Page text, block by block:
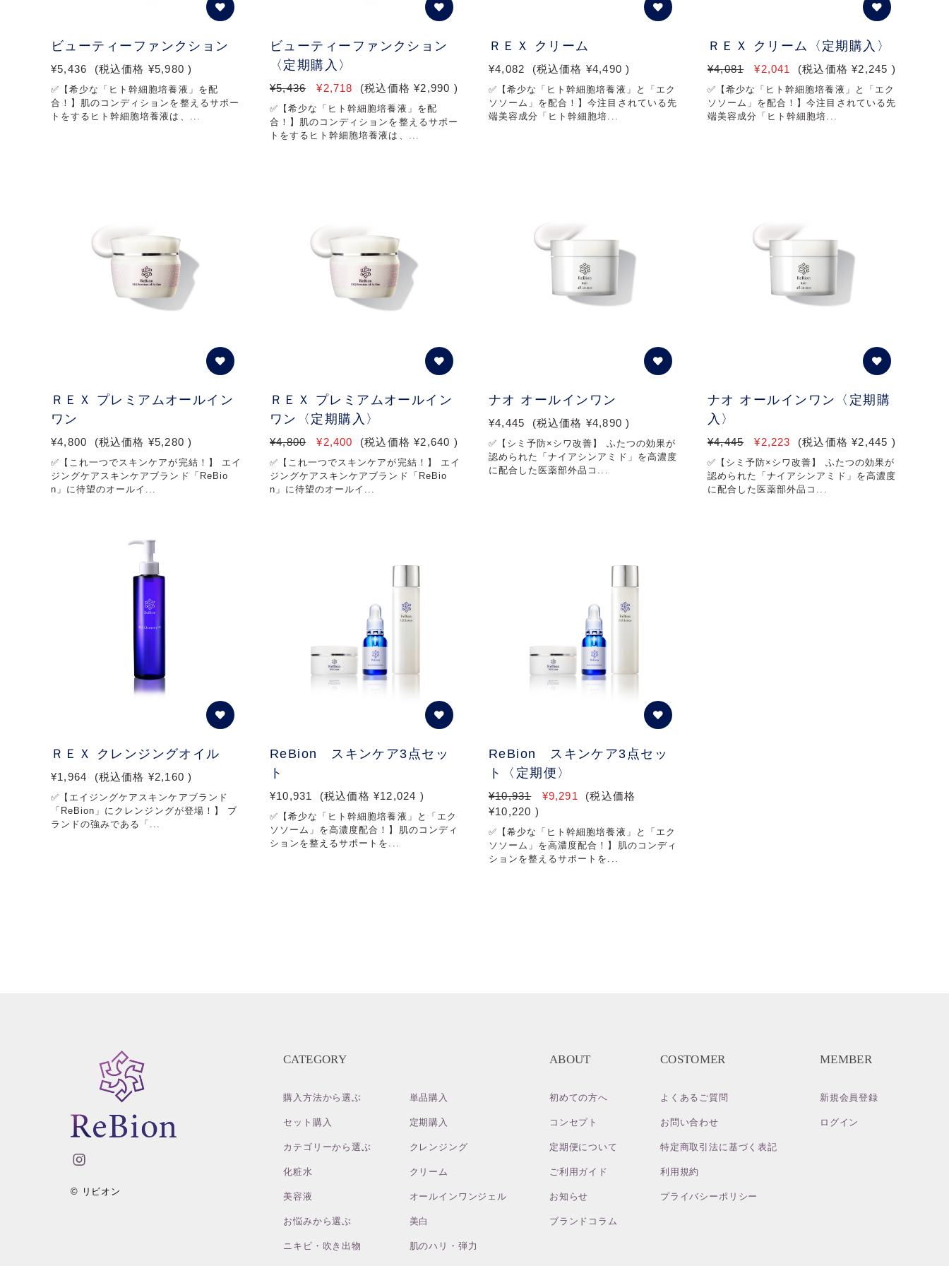
ビューティーファンクション
¥5,436 (税込価格 ¥5,980 )
✅【希少な「ヒト幹細胞培養液」を配
合！】肌のコンディションを整えるサポー
トをするヒト幹細胞培養液は、...
ビューティーファンクション
〈定期購入〉
¥5,436 ¥2,718 (税込価格 ¥2,990 )
✅【希少な「ヒト幹細胞培養液」を配
合！】肌のコンディションを整えるサポー
トをするヒト幹細胞培養液は、...
ＲＥＸ クリーム
¥4,082 (税込価格 ¥4,490 )
✅【希少な「ヒト幹細胞培養液」と「エク
ソソーム」を配合！】今注目されている先
端美容成分「ヒト幹細胞培...
ＲＥＸ クリーム〈定期購入〉
¥4,081 ¥2,041 (税込価格 ¥2,245 )
✅【希少な「ヒト幹細胞培養液」と「エク
ソソーム」を配合！】今注目されている先
端美容成分「ヒト幹細胞培...
ＲＥＸ プレミアムオールイン
ワン
¥4,800 (税込価格 ¥5,280 )
✅【これ一つでスキンケアが完結！】 エイ
ジングケアスキンケアブランド「ReBio
n」に待望のオールイ...
ＲＥＸ プレミアムオールイン
ワン〈定期購入〉
¥4,800 ¥2,400 (税込価格 ¥2,640 )
✅【これ一つでスキンケアが完結！】 エイ
ジングケアスキンケアブランド「ReBio
n」に待望のオールイ...
ナオ オールインワン
¥4,445 (税込価格 ¥4,890 )
✅【シミ予防×シワ改善】 ふたつの効果が
認められた「ナイアシンアミド」を高濃度
に配合した医薬部外品コ...
ナオ オールインワン〈定期購
入〉
¥4,445 ¥2,223 (税込価格 ¥2,445 )
✅【シミ予防×シワ改善】 ふたつの効果が
認められた「ナイアシンアミド」を高濃度
に配合した医薬部外品コ...
ＲＥＸ クレンジングオイル
¥1,964 (税込価格 ¥2,160 )
✅【エイジングケアスキンケアブランド
「ReBion」にクレンジングが登場！】 ブ
ランドの強みである「...
ReBion スキンケア3点セッ
ト
¥10,931 (税込価格 ¥12,024 )
✅【希少な「ヒト幹細胞培養液」と「エク
ソソーム」を高濃度配合！】肌のコンディ
ションを整えるサポートを...
ReBion スキンケア3点セッ
ト〈定期便〉
¥10,931 ¥9,291
(税込価格
¥10,220 )
✅【希少な「ヒト幹細胞培養液」と「エク
ソソーム」を高濃度配合！】肌のコンディ
ションを整えるサポートを...
© リビオン
CATEGORY
購入方法から選ぶ 単品購入
セット購入 定期購入
カテゴリーから選ぶ クレンジング
化粧水 クリーム
美容液 オールインワンジェル
お悩みから選ぶ 美白
ニキビ・吹き出物 肌のハリ・弾力
ABOUT
初めての方へ
コンセプト
定期便について
ご利用ガイド
お知らせ
ブランドコラム
COSTOMER
よくあるご質問
お問い合わせ
特定商取引法に基づく表記
利用規約
プライバシーポリシー
MEMBER
新規会員登録
ログイン